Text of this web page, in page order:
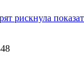
рискнула